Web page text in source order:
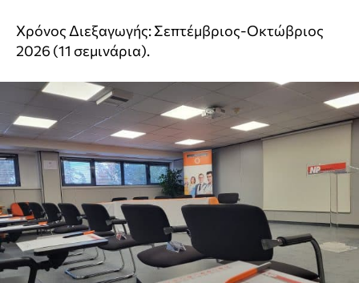
Χρόνος Διεξαγωγής: Σεπτέμβριος-Οκτώβριος
2026 (11 σεμινάρια).